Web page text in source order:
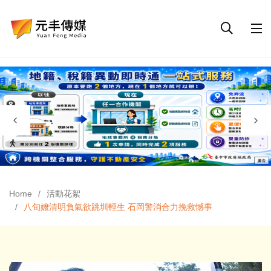
Home
活動花絮
八旬嬤清明負氣欲跳圳輕生 石岡警消合力挽救憾事